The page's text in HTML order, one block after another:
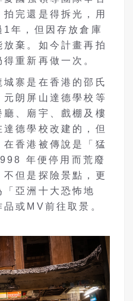
完還是得拆光，用
年，但因存放倉庫
棄。如今計畫再拍
重新再做一次。
寨是在香港的邵氏
元朗屏山達德學校等
、廟宇、戲棚及樓
德學校改建的，但
香港被傳說是「猛
年便停用而荒廢
但是探險景點，更
亞洲十大恐怖地
或MV前往取景。